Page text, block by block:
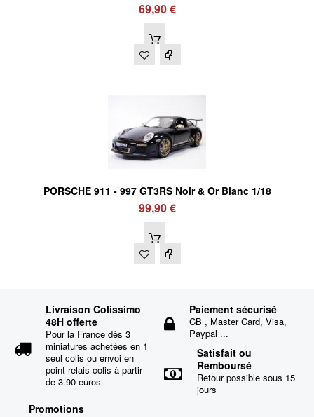
69,90 €
PORSCHE 911 - 997 GT3RS Noir & Or Blanc 1/18
99,90 €
Livraison Colissimo
48H offerte
Pour la France dès 3
miniatures achetées en 1
seul colis ou envoi en
point relais colis à partir
de 3.90 euros
Paiement sécurisé
CB , Master Card, Visa,
Paypal ...
Satisfait ou
Remboursé
Retour possible sous 15
jours
Promotions